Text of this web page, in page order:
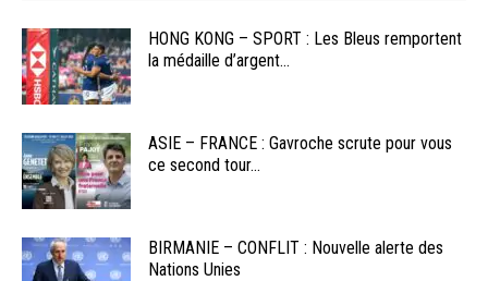
HONG KONG – SPORT : Les Bleus remportent
la médaille d’argent...
ASIE – FRANCE : Gavroche scrute pour vous
ce second tour...
BIRMANIE – CONFLIT : Nouvelle alerte des
Nations Unies